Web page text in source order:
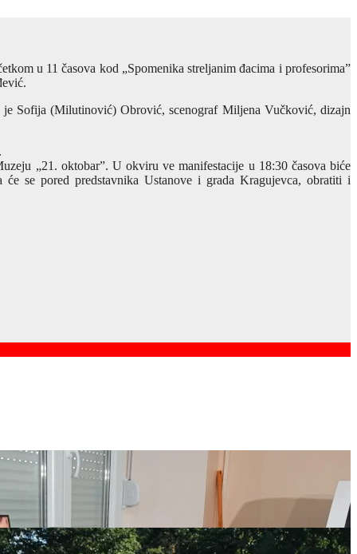
u 11 časova kod „Spomenika streljanim đacima i profesorima”
Sofija (Milutinović) Obrović, scenograf Miljena Vučković, dizajn
„21. oktobar”. U okviru ve manifestacije u 18:30 časova biće
će se pored predstavnika Ustanove i grada Kragujevca, obratiti i